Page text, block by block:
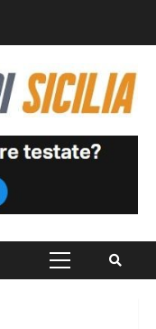
Primary